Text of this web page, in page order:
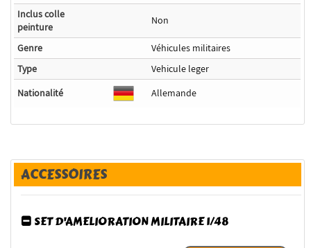
Inclus colle
peinture
Non
Genre
Véhicules militaires
Type
Vehicule leger
Nationalité
Allemande
ACCESSOIRES
SET D'AMELIORATION MILITAIRE 1/48